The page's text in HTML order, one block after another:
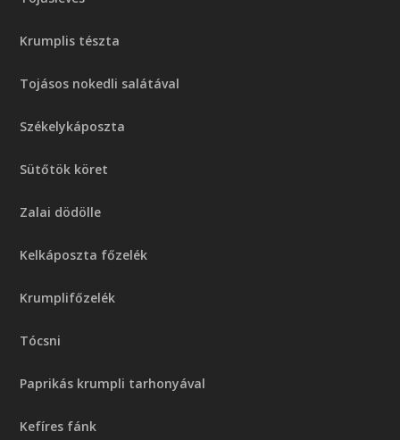
Krumplis tészta
Tojásos nokedli salátával
Székelykáposzta
Sütőtök köret
Zalai dödölle
Kelkáposzta főzelék
Krumplifőzelék
Tócsni
Paprikás krumpli tarhonyával
Kefíres fánk